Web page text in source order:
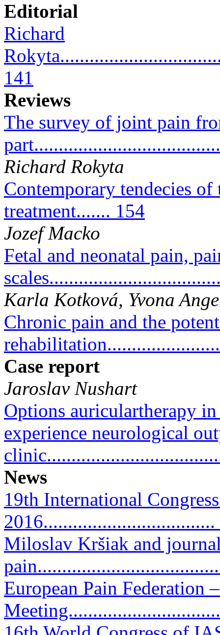
Editorial
Richard
141
Reviews
The survey of joint pain
Richard Rokyta
Contemporary tendecies
treatment....... 154
Jozef Macko
Fetal and neonatal pain,
Karla Kotková, Yvona
Chronic pain and the
Case report
Jaroslav Nushart
Options auriculartherapy
experience neurological
News
19th International
2016...................................
Miloslav Kršiak and
European Pain Federation